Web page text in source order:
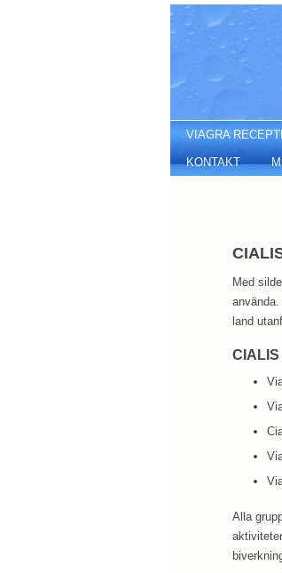
Cialis online sverige
VIAGRA
KONTAKT
Med
land
CIALIS
Alla